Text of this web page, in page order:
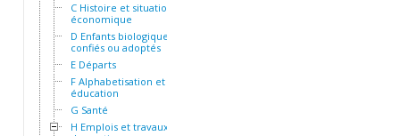
C Histoire et situation socio-
économique
D Enfants biologiques,
confiés ou adoptés
E Départs
F Alphabetisation et
éducation
G Santé
H Emplois et travaux